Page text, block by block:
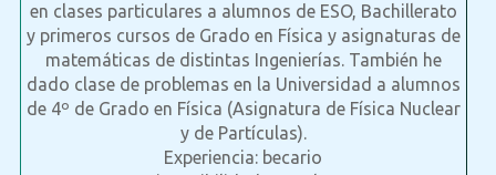
en clases particulares a alumnos de ESO, Bachillerato
y primeros cursos de Grado en Física y asignaturas de
matemáticas de distintas Ingenierías. También he
dado clase de problemas en la Universidad a alumnos
de 4º de Grado en Física (Asignatura de Física Nuclear
y de Partículas).
Experiencia: becario